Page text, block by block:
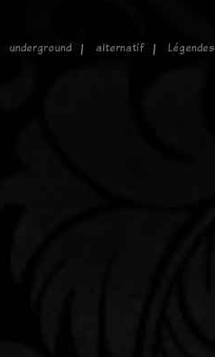
underground alternatif Légendes